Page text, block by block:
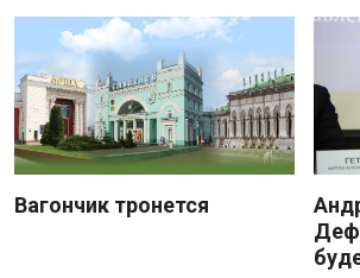
Вагончик тронется